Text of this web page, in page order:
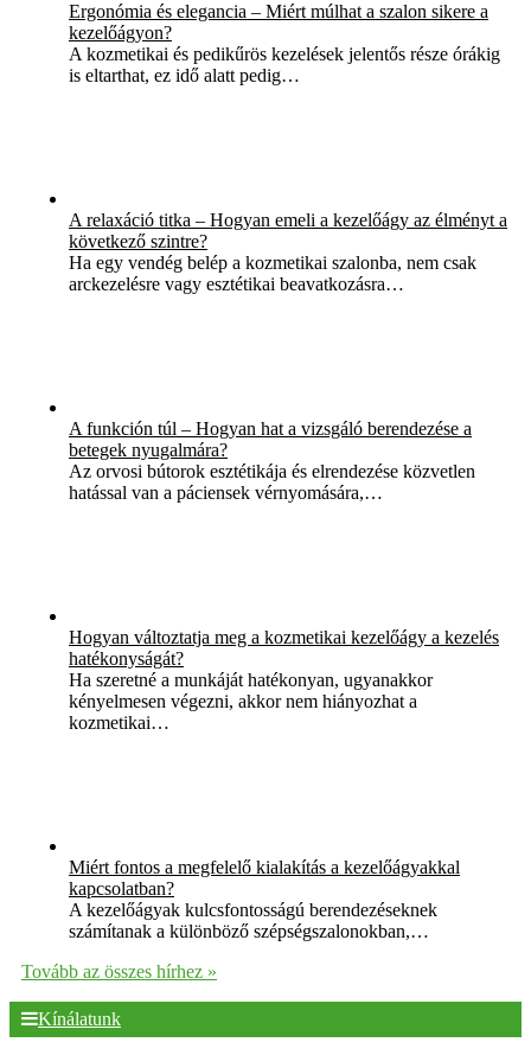
Ergonómia és elegancia – Miért múlhat a szalon sikere a
kezelőágyon?
A kozmetikai és pedikűrös kezelések jelentős része órákig
is eltarthat, ez idő alatt pedig…
A relaxáció titka – Hogyan emeli a kezelőágy az élményt a
következő szintre?
Ha egy vendég belép a kozmetikai szalonba, nem csak
arckezelésre vagy esztétikai beavatkozásra…
A funkción túl – Hogyan hat a vizsgáló berendezése a
betegek nyugalmára?
Az orvosi bútorok esztétikája és elrendezése közvetlen
hatással van a páciensek vérnyomására,…
Hogyan változtatja meg a kozmetikai kezelőágy a kezelés
hatékonyságát?
Ha szeretné a munkáját hatékonyan, ugyanakkor
kényelmesen végezni, akkor nem hiányozhat a
kozmetikai…
Miért fontos a megfelelő kialakítás a kezelőágyakkal
kapcsolatban?
A kezelőágyak kulcsfontosságú berendezéseknek
számítanak a különböző szépségszalonokban,…
Tovább az összes hírhez »
Kínálatunk